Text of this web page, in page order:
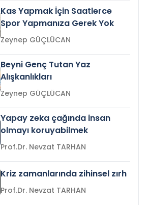
Kas Yapmak İçin Saatlerce
Spor Yapmanıza Gerek Yok
Zeynep GÜÇLÜCAN
Beyni Genç Tutan Yaz
Alışkanlıkları
Zeynep GÜÇLÜCAN
Yapay zeka çağında insan
olmayı koruyabilmek
Prof.Dr. Nevzat TARHAN
Kriz zamanlarında zihinsel zırh
Prof.Dr. Nevzat TARHAN